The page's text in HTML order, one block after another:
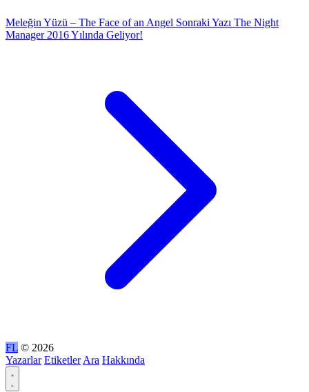
Meleğin Yüzü – The Face of an Angel Sonraki Yazı The Night
Manager 2016 Yılında Geliyor!
FL © 2026
Yazarlar Etiketler Ara Hakkında